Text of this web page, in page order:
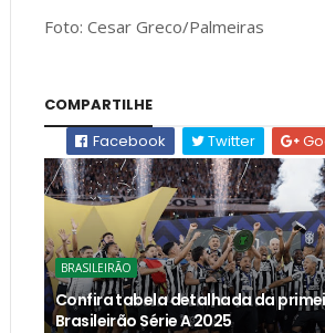
Foto: Cesar Greco/Palmeiras
COMPARTILHE
Facebook
Twitter
BRASILEIRÃO
Confira tabela detalhada da
Brasileirão Série A 2025